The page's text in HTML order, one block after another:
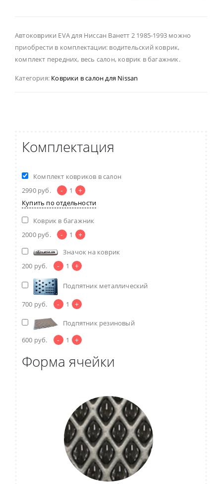
Автоковрики EVA для Ниссан Ванетт 2 1985-1993 можно
приобрести в комплектации: водительский коврик,
комплект передних, весь салон, коврик в багажник.
Категория: Коврики в салон для Nissan
Комплектация
Комплект ковриков в салон
2990 руб. - 1 +
Купить по отдельности
Коврик в багажник
2000 руб. - 1 +
Значок на коврик
200 руб. - 1 +
Подпятник металлический
700 руб. - 1 +
Подпятник резиновый
600 руб. - 1 +
Форма ячейки